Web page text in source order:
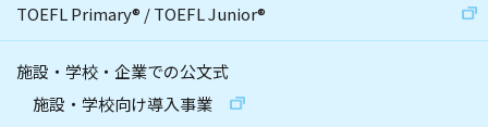
TOEFL Primary® /TOEFL Junior®
施設・学校・企業での公文式
施設・学校向け導入事業